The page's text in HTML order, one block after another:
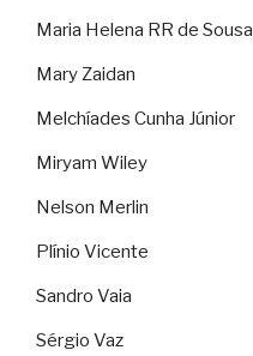
Maria Helena RR de Sousa
Mary Zaidan
Melchíades Cunha Júnior
Miryam Wiley
Nelson Merlin
Plínio Vicente
Sandro Vaia
Sérgio Vaz